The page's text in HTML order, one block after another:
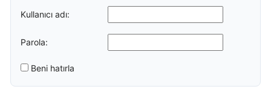
Kullanıcı adı:
Parola:
Beni hatırla